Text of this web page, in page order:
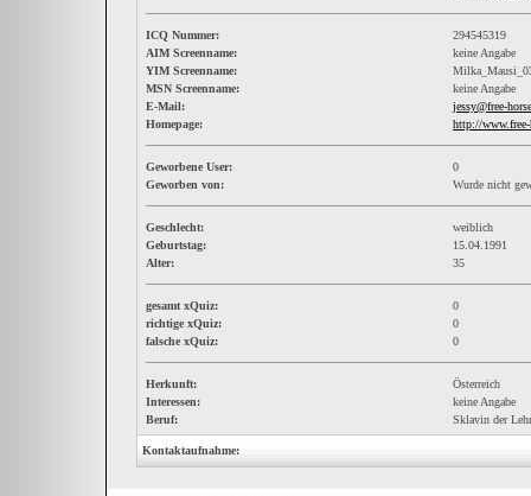
ICQ Nummer:
294545319
AIM Screenname:
keine Angabe
YIM Screenname:
MSN Screenname:
keine Angabe
E-Mail:
jessy@free-
Homepage:
http://www.free-
Geworbene User:
0
Geworben von:
Wurde nicht
Geschlecht:
weiblich
Geburtstag:
15.04.1991
Alter:
35
gesamt xQuiz:
0
richtige xQuiz:
0
falsche xQuiz:
0
Herkunft:
Österreich
Interessen:
keine Angabe
Beruf:
Sklavin der
Kontaktaufnahme: